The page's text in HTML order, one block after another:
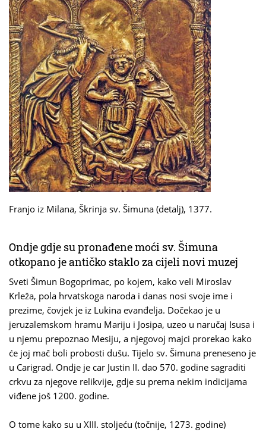
Franjo iz Milana, Škrinja sv. Šimuna (detalj), 1377.
Ondje gdje su pronađene moći sv. Šimuna
otkopano je antičko staklo za cijeli novi muzej
Sveti Šimun Bogoprimac, po kojem, kako veli Miroslav
Krleža, pola hrvatskoga naroda i danas nosi svoje ime i
prezime, čovjek je iz Lukina evanđelja. Dočekao je u
jeruzalemskom hramu Mariju i Josipa, uzeo u naručaj Isusa i
u njemu prepoznao Mesiju, a njegovoj majci prorekao kako
će joj mač boli probosti dušu. Tijelo sv. Šimuna preneseno je
u Carigrad. Ondje je car Justin II. dao 570. godine sagraditi
crkvu za njegove relikvije, gdje su prema nekim indicijama
viđene još 1200. godine.
O tome kako su u XIII. stoljeću (točnije, 1273. godine)